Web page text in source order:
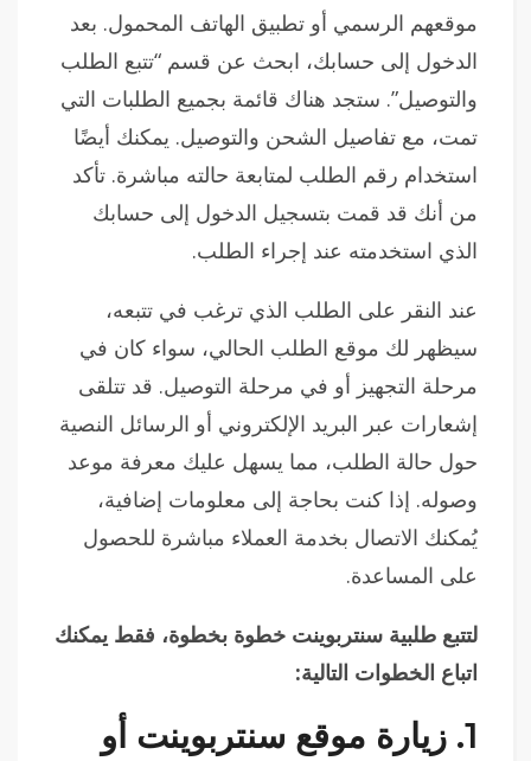
موقعهم الرسمي أو تطبيق الهاتف المحمول. بعد
الدخول إلى حسابك، ابحث عن قسم “تتبع الطلب
والتوصيل”. ستجد هناك قائمة بجميع الطلبات التي
تمت، مع تفاصيل الشحن والتوصيل. يمكنك أيضًا
استخدام رقم الطلب لمتابعة حالته مباشرة. تأكد
من أنك قد قمت بتسجيل الدخول إلى حسابك
الذي استخدمته عند إجراء الطلب.
عند النقر على الطلب الذي ترغب في تتبعه،
سيظهر لك موقع الطلب الحالي، سواء كان في
مرحلة التجهيز أو في مرحلة التوصيل. قد تتلقى
إشعارات عبر البريد الإلكتروني أو الرسائل النصية
حول حالة الطلب، مما يسهل عليك معرفة موعد
وصوله. إذا كنت بحاجة إلى معلومات إضافية،
يُمكنك الاتصال بخدمة العملاء مباشرة للحصول
على المساعدة.
لتتبع طلبية سنتربوينت خطوة بخطوة، فقط يمكنك
اتباع الخطوات التالية:
1. زيارة موقع سنتربوينت أو